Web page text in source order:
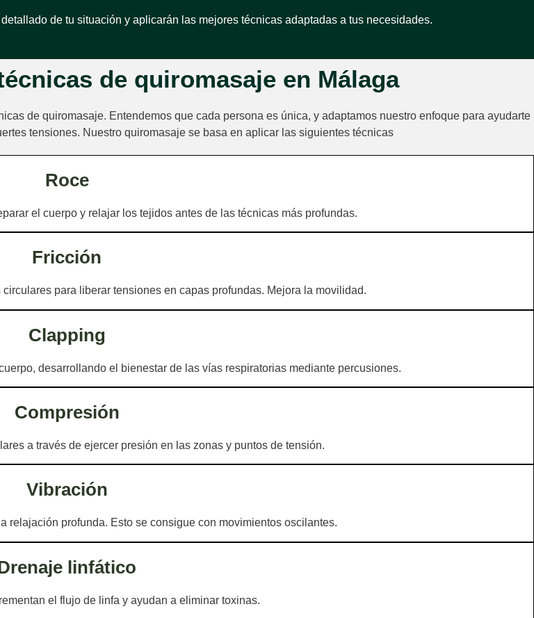
de tu situación y aplicarán las mejores técnicas adaptadas a tus necesidades.
de quiromasaje en Málaga
de quiromasaje. Entendemos que cada persona es única, y adaptamos nuestro enfoque para ayudarte
tensiones. Nuestro quiromasaje se basa en aplicar las siguientes técnicas
Roce
el cuerpo y relajar los tejidos antes de las técnicas más profundas.
Fricción
para liberar tensiones en capas profundas. Mejora la movilidad.
Clapping
desarrollando el bienestar de las vías respiratorias mediante percusiones.
Compresión
a través de ejercer presión en las zonas y puntos de tensión.
Vibración
relajación profunda. Esto se consigue con movimientos oscilantes.
linfático
el flujo de linfa y ayudan a eliminar toxinas.